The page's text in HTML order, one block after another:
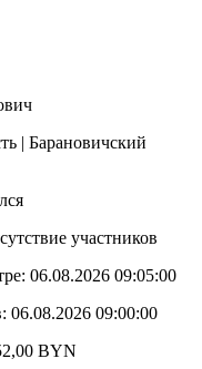
| Барановичский
участников
06.08.2026 09:05:00
06.08.2026 09:00:00
BYN